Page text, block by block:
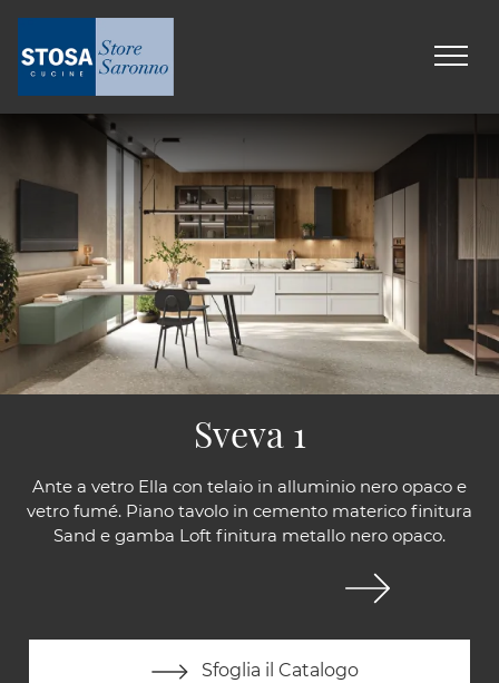
Ante a vetro Ella con telaio in alluminio nero opaco e
vetro fumé. Piano tavolo in cemento materico finitura
Sand e gamba Loft finitura metallo nero opaco.
Sfoglia il Catalogo
Sveva 1